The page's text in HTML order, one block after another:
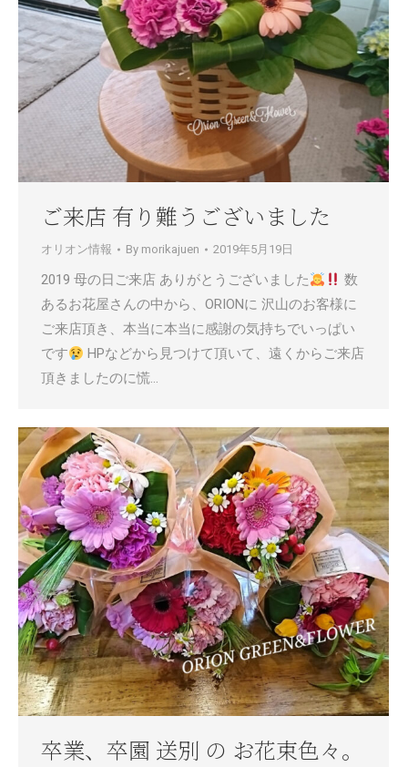
ご来店 有り難うございました
オリオン情報 By morikajuen 2019年5月19日
2019 母の日ご来店 ありがとうございました
数
あるお花屋さんの中から、ORIONに 沢山のお客様に
ご来店頂き、本当に本当に感謝の気持ちでいっぱい
です
HPなどから見つけて頂いて、遠くからご来店
頂きましたのに慌…
卒業、卒園 送別 の お花束色々。